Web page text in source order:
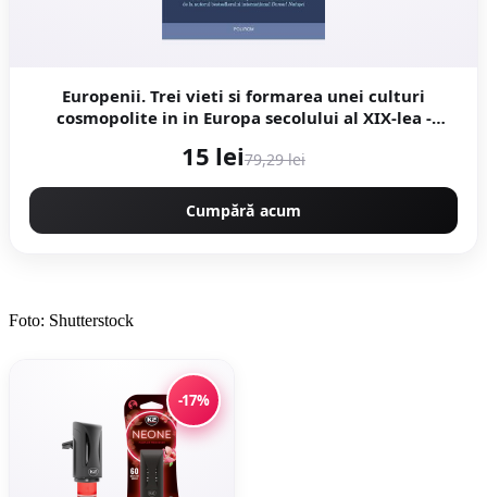
Europenii. Trei vieti si formarea unei culturi
cosmopolite in in Europa secolului al XIX-lea -
15 lei79,29 lei
Cumpără acum
Foto: Shutterstock
-17%